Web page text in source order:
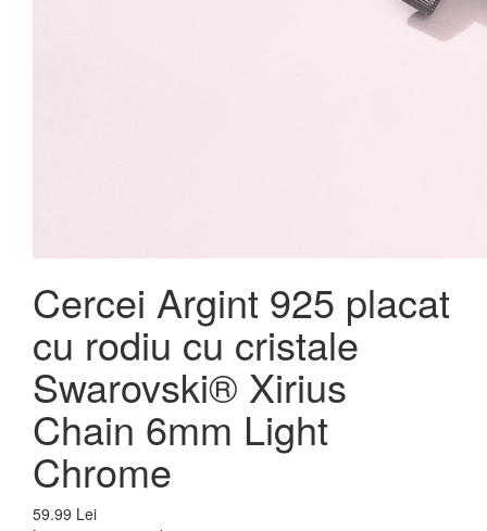
Cercei Argint 925 placat
cu rodiu cu cristale
Swarovski® Xirius
Chain 6mm Light
Chrome
59.99 Lei